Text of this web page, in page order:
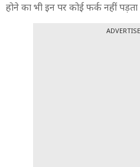
होने का भी इन पर कोई फर्क नहीं पड़ता